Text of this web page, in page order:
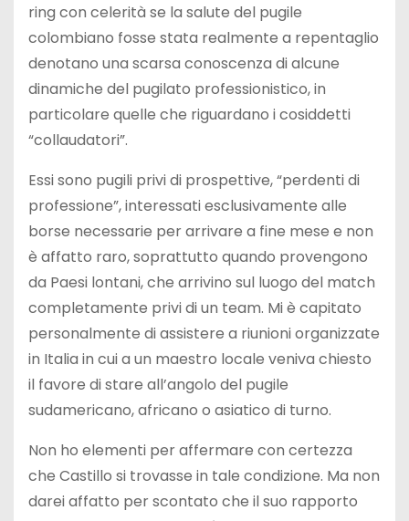
ring con celerità se la salute del pugile
colombiano fosse stata realmente a repentaglio
denotano una scarsa conoscenza di alcune
dinamiche del pugilato professionistico, in
particolare quelle che riguardano i cosiddetti
“collaudatori”.
Essi sono pugili privi di prospettive, “perdenti di
professione”, interessati esclusivamente alle
borse necessarie per arrivare a fine mese e non
è affatto raro, soprattutto quando provengono
da Paesi lontani, che arrivino sul luogo del match
completamente privi di un team. Mi è capitato
personalmente di assistere a riunioni organizzate
in Italia in cui a un maestro locale veniva chiesto
il favore di stare all’angolo del pugile
sudamericano, africano o asiatico di turno.
Non ho elementi per affermare con certezza
che Castillo si trovasse in tale condizione. Ma non
darei affatto per scontato che il suo rapporto